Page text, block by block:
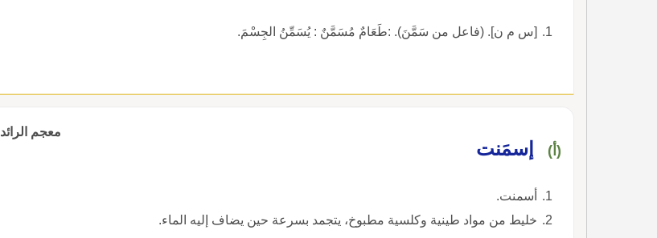
[س م ن]. (فاعل من سَمَّنَ). :طَعَامٌ مُسَمَّنٌ : يُسَمِّنُ الجِسْمَ.
معجم الرائد
(أ) إسمَنت
أسمنت.
خليط من مواد طينية وكلسية مطبوخ، يتجمد بسرعة حين يضاف إليه الماء.